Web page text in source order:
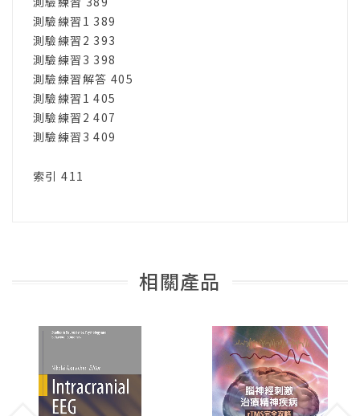
測驗練習1 389
測驗練習2 393
測驗練習3 398
測驗練習解答 405
測驗練習1 405
測驗練習2 407
測驗練習3 409
索引 411
相關產品